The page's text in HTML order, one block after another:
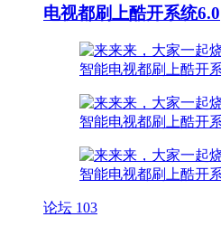
电视都刷上酷开系统6.0
论坛 103